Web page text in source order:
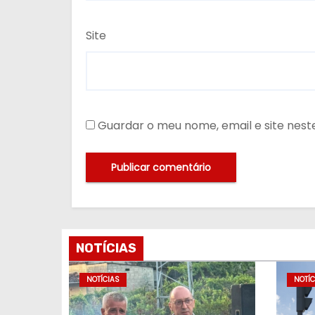
Site
Guardar o meu nome, email e site
NOTÍCIAS
NOTÍCIAS